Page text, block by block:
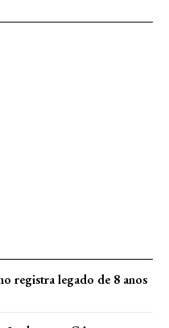
registra legado de 8 anos